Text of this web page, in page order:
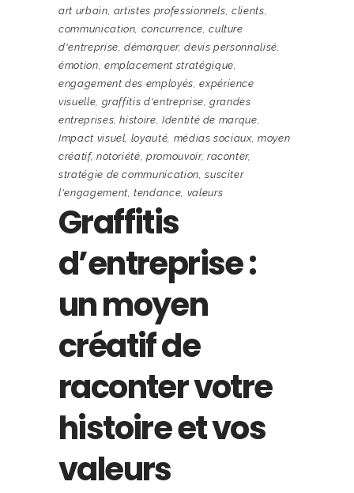
art urbain, artistes professionnels,clients,
communication, concurrence,culture
d'entreprise,démarquer,devis personnalisé,
émotion, emplacement stratégique,
engagement des employés,expérience
visuelle, graffitis d'entreprise,grandes
entreprises,histoire, Identité de marque,
Impact visuel, loyauté, médias sociaux,moyen
créatif, notoriété,promouvoir, raconter,
stratégie de communication,susciter
l'engagement,tendance, valeurs
Graffitis
d’entreprise :
un moyen
créatif de
raconter votre
histoire et vos
valeurs